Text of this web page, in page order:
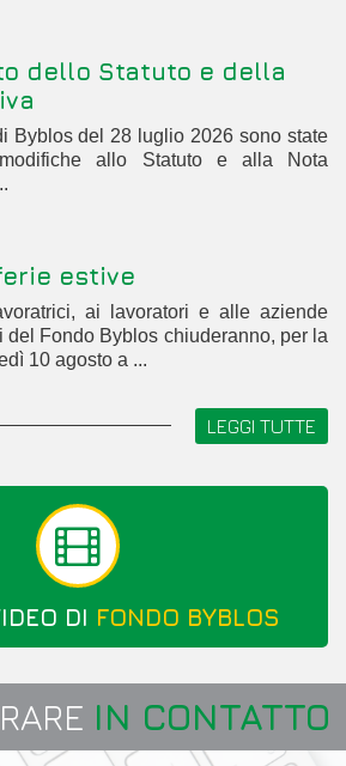
dello Statuto e della
Byblos del 28 luglio 2026 sono state
allo Statuto e alla Nota
estive
ai lavoratori e alle aziende
del Fondo Byblos chiuderanno, per la
10 agosto a ...
LEGGI TUTTE
DI FONDO BYBLOS
IN CONTATTO